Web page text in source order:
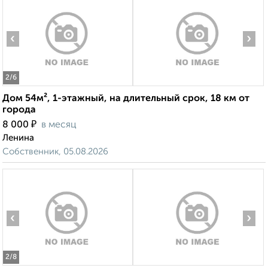
2/6
‹ ›
Дом 54м², 1-этажный, на длительный срок, 18 км от
города
8 000 ₽ в месяц
Ленина
Собственник, 05.08.2026
2/8
‹ ›